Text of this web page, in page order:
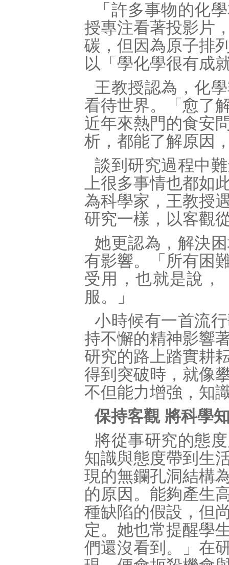
「許多事物的化
授專注看著投影片
碳，但因為原子排
以「學化學很有成
王教授認為，化
看待世界。「愈了
近年來熱門的食安
析，都能了解原因
談到研究過程中
上很多事情也都如
為科學家，王教授
研究一樣，以客觀
她更認為，解決
有影響。「所有困
受用，也就是說，
服。」
小時候有一首流
持不懈的精神影響
研究的路上踏實耕
得到突破時，就像
不但能力增強，知
保持客觀 將科學
將從事研究的態
知識與態度帶到生
現的無鑭孔洞結構
的原因。能夠產生
種缺陷的假設，但
定。她也常提醒學
們還沒看到。」在